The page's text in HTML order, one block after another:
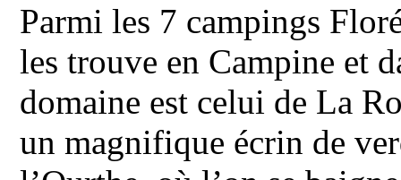
Parmi les 7 campings
les trouve en Campine et
domaine est celui de La
un magnifique écrin de